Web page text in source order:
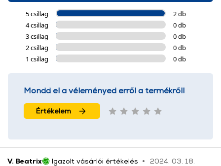
5 csillag
2 db
4 csillag
0 db
3 csillag
0 db
2 csillag
0 db
1 csillag
0 db
Mondd el a véleményed erről a termékről!
Értékelem
V. Beatrix Igazolt vásárlói értékelés
2024. 03. 18.